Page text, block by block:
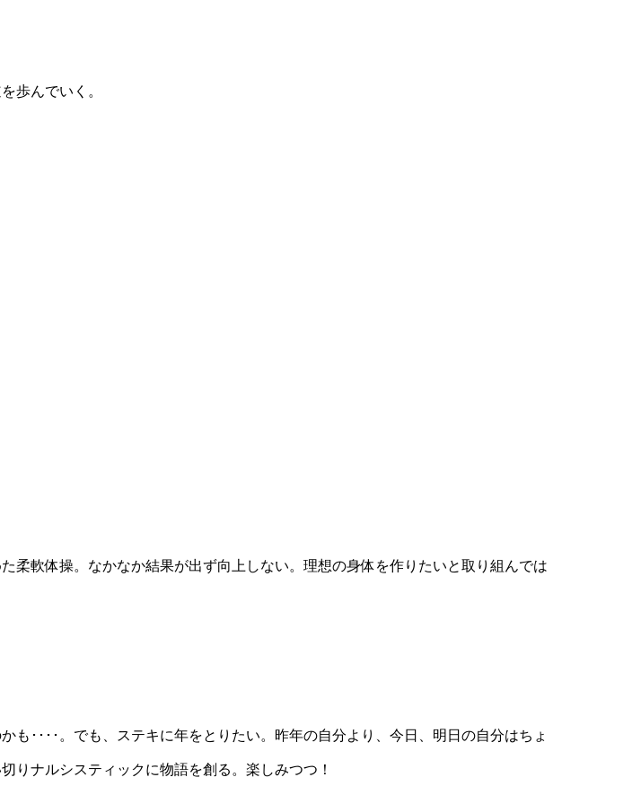
歩んでいく。
柔軟体操。なかなか結果が出ず向上しない。理想の身体を作りたいと取り組んでは
････。でも、ステキに年をとりたい。昨年の自分より、今日、明日の自分はちょ
りナルシスティックに物語を創る。楽しみつつ！